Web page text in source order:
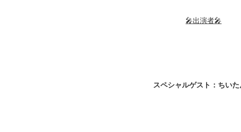
🎤出演者🎤
スペシャルゲスト：ちい